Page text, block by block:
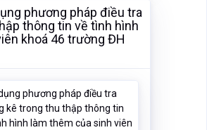
phương pháp điều tra
thông tin về tình hình
khoá 46 trường ĐH
phương pháp điều tra
kê trong thu thập thông tin
hình làm thêm của sinh viên